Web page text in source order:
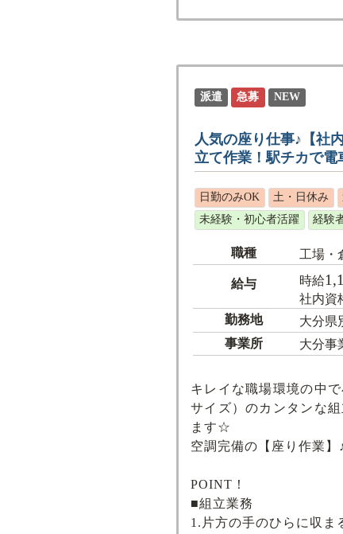
派遣 急募 NEW
人気の座り仕事♪【社
立て作業！駅チカで
日勤のみOK 土・日休み
未経験・初心者活躍
経験
職種 工場・
給与 時給
社内資
勤務地
大分県
事業所
大分事
キレイな職場環境の中
サイズ）のカンタンな
ます☆
空調完備の【座り作業】
POINT！
■組立業務
1.片方の手のひらに収ま